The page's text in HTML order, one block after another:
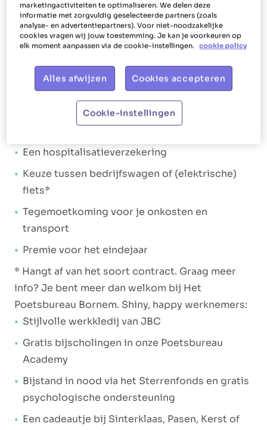
happy werknemers. Dat wordt ook vertaald in de
manier waarop we jou als poetshulp helpen en
verlonen. Jou laten stralen is dan ook ons doel.
extralegale voordelenen eenaantrekkelijk
verloningspakket. Het verloningspakket:
Brutoloon tussen €14,67 en €15,53 per uur
Een hospitalisatieverzekering
Keuze tussen bedrijfswagen of (elektrische)
fiets*
Tegemoetkoming voor je onkosten en
transport
Premie voor het eindejaar
* Hangt af van het soort contract. Graag meer
info? Je bent meer dan welkom bij Het
Poetsbureau Bornem. Shiny, happy werknemers:
Stijlvolle werkkledij van JBC
Gratis bijscholingen in onze Poetsbureau
Academy
Bijstand in nood via het Sterrenfonds en gratis
psychologische ondersteuning
Een cadeautje bij Sinterklaas, Pasen, Kerst of
marketingactiviteiten te optimaliseren. We delen deze
informatie met zorgvuldig geselecteerde partners (zoals
analyse- en advertentiepartners). Voor niet-noodzakelijke
cookies vragen wij jouw toestemming. Je kan je voorkeuren op
elk moment aanpassen via de cookie-instellingen. cookie policy
Alles afwijzen Cookies accepteren
Cookie-instellingen